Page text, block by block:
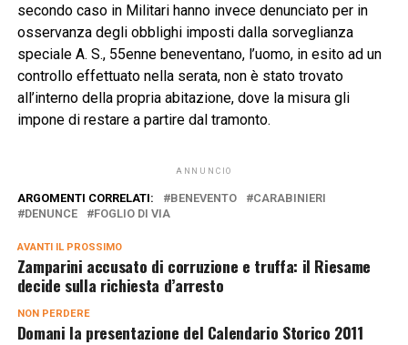
secondo caso in Militari hanno invece denunciato per in
osservanza degli obblighi imposti dalla sorveglianza
speciale A. S., 55enne beneventano, l’uomo, in esito ad un
controllo effettuato nella serata, non è stato trovato
all’interno della propria abitazione, dove la misura gli
impone di restare a partire dal tramonto.
ANNUNCIO
ARGOMENTI CORRELATI: BENEVENTO
CARABINIERI
DENUNCE
FOGLIO DI VIA
AVANTI IL ​​PROSSIMO
Zamparini accusato di corruzione e truffa: il Riesame
decide sulla richiesta d’arresto
NON PERDERE
Domani la presentazione del Calendario Storico 2011